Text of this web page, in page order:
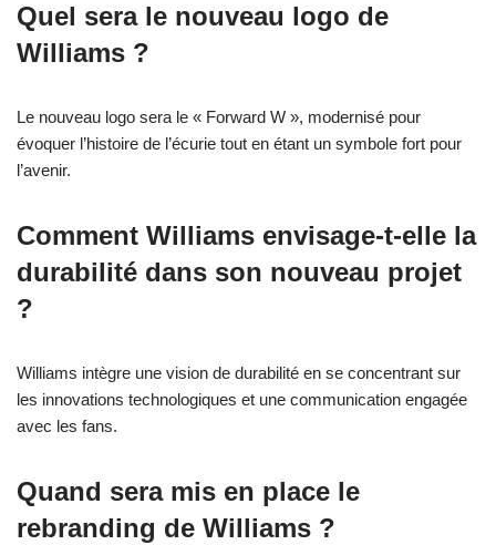
Quel sera le nouveau logo de
Williams ?
Le nouveau logo sera le « Forward W », modernisé pour
évoquer l’histoire de l’écurie tout en étant un symbole fort pour
l’avenir.
Comment Williams envisage-t-elle la
durabilité dans son nouveau projet
?
Williams intègre une vision de durabilité en se concentrant sur
les innovations technologiques et une communication engagée
avec les fans.
Quand sera mis en place le
rebranding de Williams ?